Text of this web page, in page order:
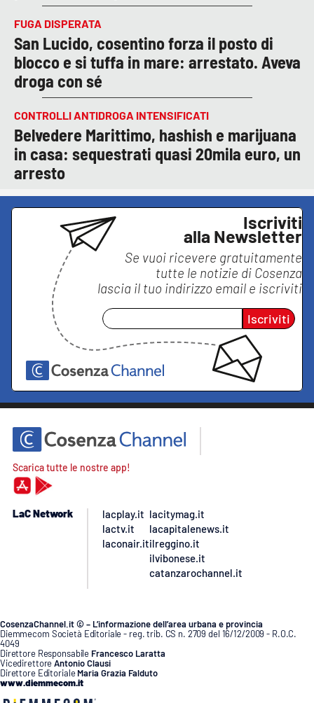
FUGA DISPERATA
San Lucido, cosentino forza il posto di
blocco e si tuffa in mare: arrestato. Aveva
droga con sé
CONTROLLI ANTIDROGA INTENSIFICATI
Belvedere Marittimo, hashish e marijuana
in casa: sequestrati quasi 20mila euro, un
arresto
Iscriviti
alla Newsletter
Se vuoi ricevere gratuitamente
tutte le notizie di Cosenza
lascia il tuo indirizzo email e iscriviti
Iscriviti
Scarica tutte le nostre app!
LaC Network
lacplay.it
lactv.it
laconair.it
lacitymag.it
lacapitalenews.it
ilreggino.it
ilvibonese.it
catanzarochannel.it
CosenzaChannel.it © – L’informazione dell’area urbana e provincia
Diemmecom Società Editoriale - reg. trib. CS n. 2709 del 16/12/2009 - R.O.C.
4049
Direttore Responsabile Francesco Laratta
VicedirettoreAntonio Clausi
Direttore Editoriale Maria Grazia Falduto
www.diemmecom.it